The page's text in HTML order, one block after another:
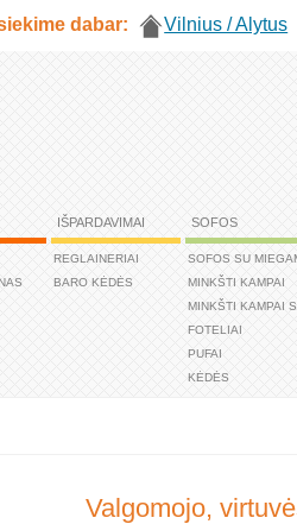
dabar: Vilnius / Alytus
IŠPARDAVIMAI
REGLAINERIAI
BARO KĖDĖS
SOFOS
SOFOS SU
MINKŠTI KAMPAI
MINKŠTI KAMPAI
FOTELIAI
PUFAI
KĖDĖS
Valgomojo,